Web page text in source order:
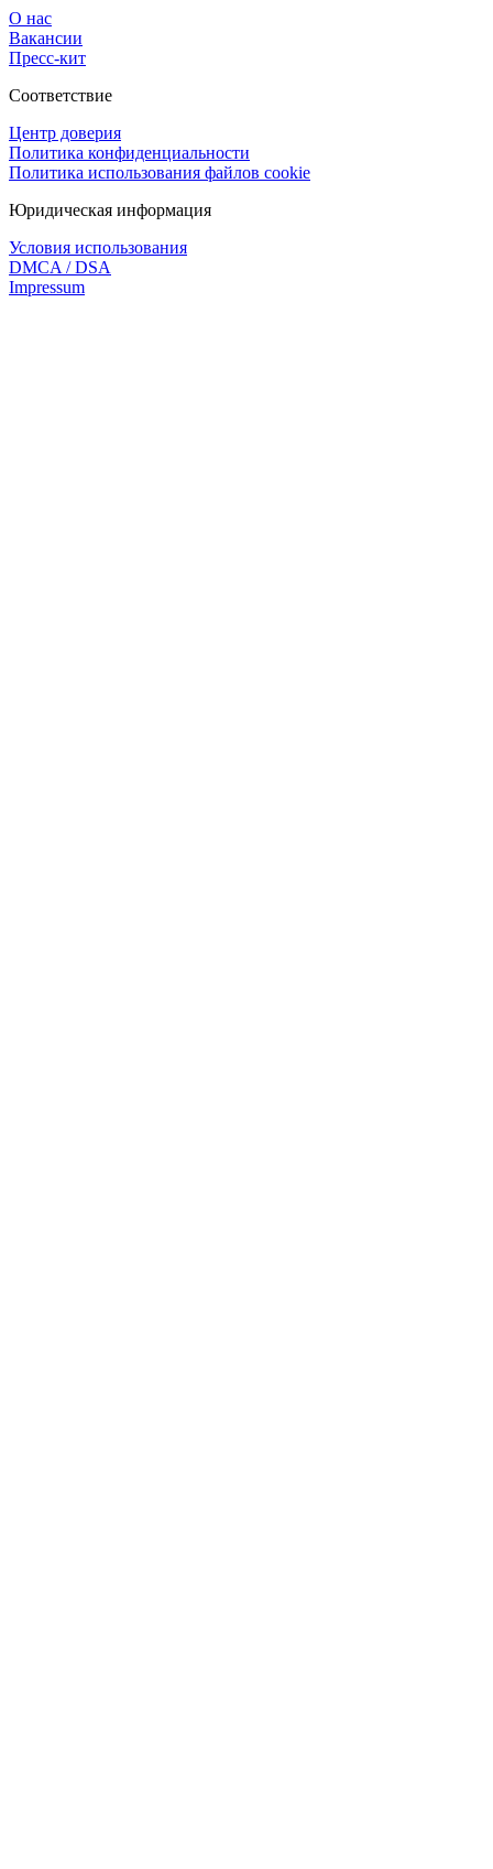
О нас
Вакансии
Пресс-кит
Соответствие
Центр доверия
Политика конфиденциальности
Политика использования файлов cookie
Юридическая информация
Условия использования
DMCA / DSA
Impressum